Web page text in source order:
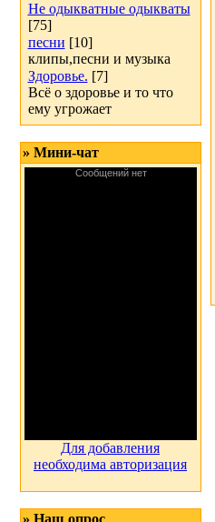
Не одыкватные одыкваты
[75]
песни [10]
клипы,песни и музыка
Здоровье. [7]
Всё о здоровье и то что
ему угрожает
» Мини-чат
Для добавления
необходима авторизация
» Наш опрос